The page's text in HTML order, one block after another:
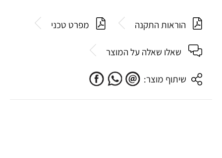
הוראות התקנה מפרט טכני
שאלו שאלה על המוצר
שיתוף מוצר: